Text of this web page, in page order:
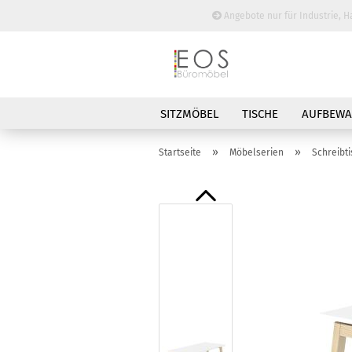
Angebote nur für Industrie,
SITZMÖBEL TISCHE
BESPRECHUNGSTISCHE
Startseite » Möbelserien »